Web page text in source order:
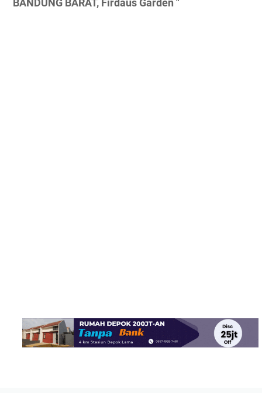
BANDUNG BARAT, Firdaus Garden "